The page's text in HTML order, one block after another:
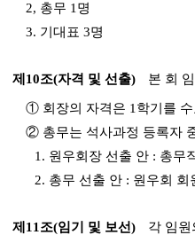
2, 총무 1명
3. 기대표 3명
제10조(자격 및 선출) 본 회
① 회장의 자격은 1학기를
② 총무는 석사과정 등록자
1. 원우회장 선출 안 : 총무
2. 총무 선출 안 : 원우회
제11조(임기 및 보선)
각 임